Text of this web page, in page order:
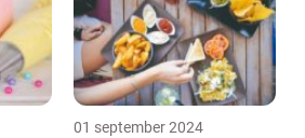
01 september 2024